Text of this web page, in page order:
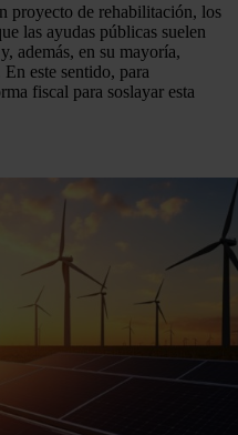
proyecto de rehabilitación, los
las ayudas públicas suelen
además, en su mayoría,
este sentido, para
fiscal para soslayar esta